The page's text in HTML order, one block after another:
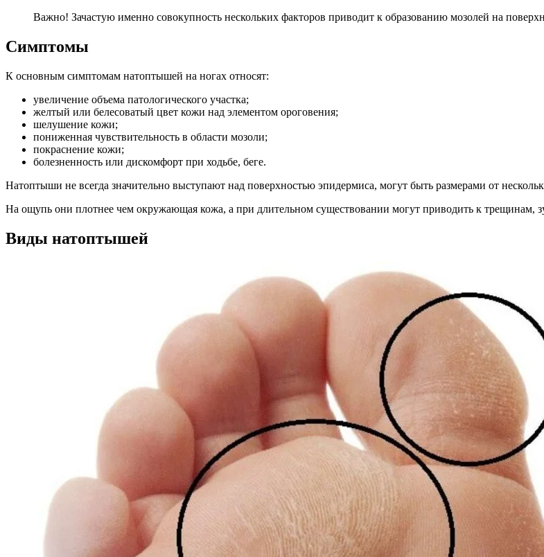
Важно! Зачастую именно совокупность нескольких факторов приводит к образованию мозолей на
Симптомы
К основным симптомам натоптышей на ногах относят:
увеличение объема патологического участка;
желтый или белесоватый цвет кожи над элементом ороговения;
шелушение кожи;
пониженная чувствительность в области мозоли;
покраснение кожи;
болезненность или дискомфорт при ходьбе, беге.
Натоптыши не всегда значительно выступают над поверхностью эпидермиса, могут быть размерами от
На ощупь они плотнее чем окружающая кожа, а при длительном существовании могут приводить к трещинам,
Виды натоптышей